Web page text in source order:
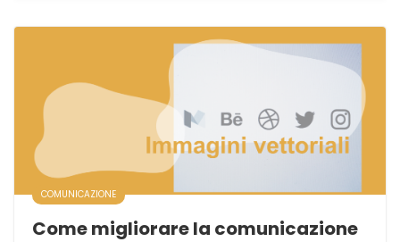
COMUNICAZIONE
Come migliorare la comunicazione